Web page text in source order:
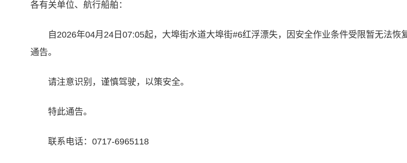
各有关单位、航行船舶：
自2026年04月24日07:05起，大埠街水道大埠街#6红浮漂失，因安全作业条件受限暂无法
通告。
请注意识别，谨慎驾驶，以策安全。
特此通告。
联系电话：0717-6965118